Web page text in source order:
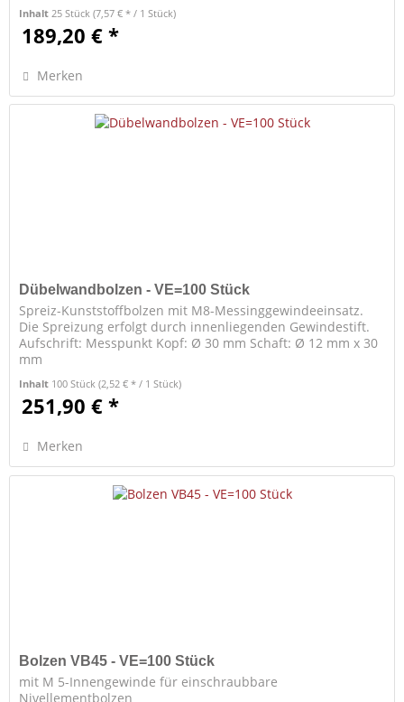
Inhalt 25 Stück(7,57 € * / 1 Stück)
189,20 € *
Merken
Dübelwandbolzen - VE=100 Stück
Spreiz-Kunststoffbolzen mit M8-Messinggewindeeinsatz.
Die Spreizung erfolgt durch innenliegenden Gewindestift.
Aufschrift: Messpunkt Kopf: Ø 30 mm Schaft: Ø 12 mm x 30
mm
Inhalt 100 Stück(2,52 € * / 1 Stück)
251,90 € *
Merken
Bolzen VB45 - VE=100 Stück
mit M 5-Innengewinde für einschraubbare
Nivellementbolzen